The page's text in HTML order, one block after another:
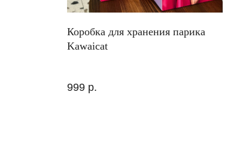
Коробка для хранения парика
Kawaicat
999 р.